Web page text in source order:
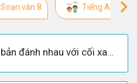
Soạn văn 8 Tiếng Anh lớp
Top 3 cách tóm tắt văn bản đánh nhau với cối xay gió ngắn gọn, hay